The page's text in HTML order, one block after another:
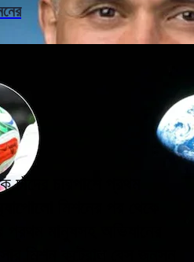
চাঁদের চারপাশে প্রথম